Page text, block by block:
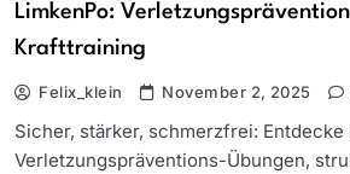
LimkenPo:
Krafttraining
Felix_klein November 2, 2025
Sicher, stärker, schmerzfrei: Entdecke
Verletzungspräventions-Übungen,